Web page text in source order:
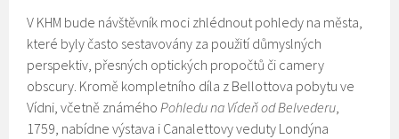
V KHM bude návštěvník moci zhlédnout pohledy na města,
které byly často sestavovány za použití důmyslných
perspektiv, přesných optických propočtů či camery
obscury. Kromě kompletního díla z Bellottova pobytu ve
Vídni, včetně známéhoPohledu na Vídeň od Belvederu,
1759, nabídne výstava i Canalettovy veduty Londýna